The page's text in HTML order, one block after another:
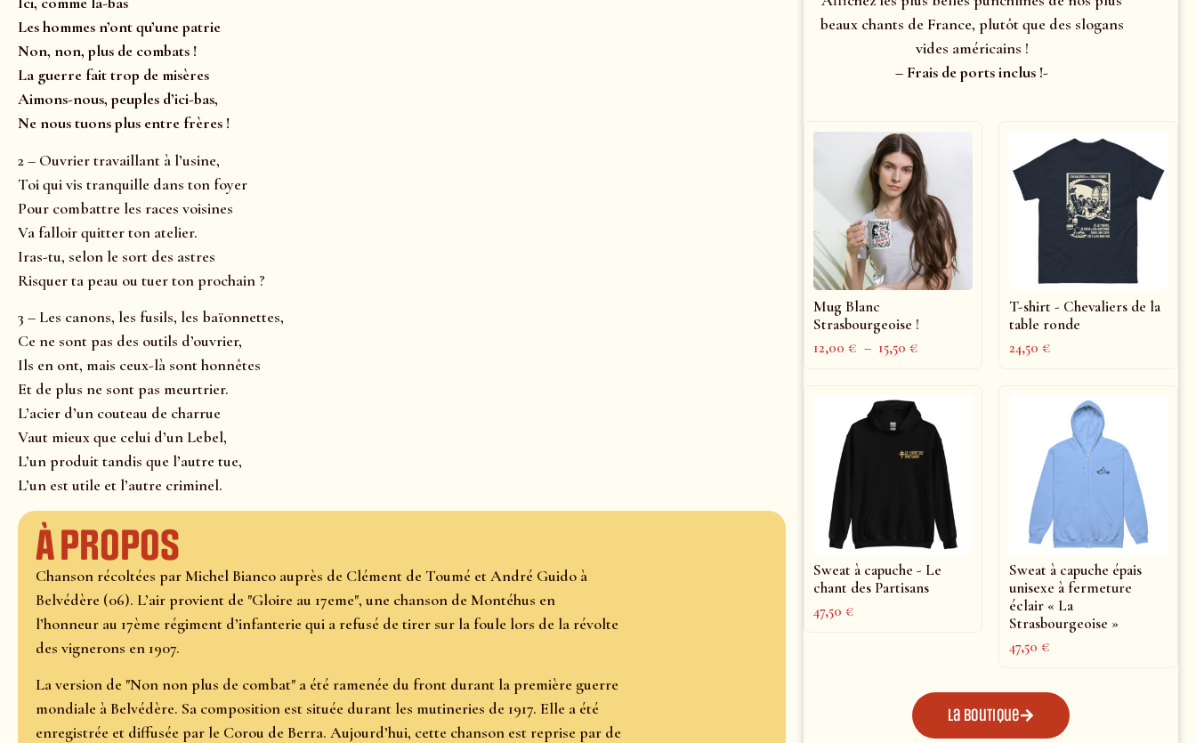
Les hommes n’ont qu’une patrie
Non, non, plus de combats !
La guerre fait trop de misères
Aimons-nous, peuples d’ici-bas,
Ne nous tuons plus entre frères !
2 – Ouvrier travaillant à l’usine,
Toi qui vis tranquille dans ton foyer
Pour combattre les races voisines
Va falloir quitter ton atelier.
Iras-tu, selon le sort des astres
Risquer ta peau ou tuer ton prochain ?
3 – Les canons, les fusils, les baïonnettes,
Ce ne sont pas des outils d’ouvrier,
Ils en ont, mais ceux-là sont honnêtes
Et de plus ne sont pas meurtrier.
L’acier d’un couteau de charrue
Vaut mieux que celui d’un Lebel,
L’un produit tandis que l’autre tue,
L’un est utile et l’autre criminel.
À propos
Chanson récoltées par Michel Bianco auprès de Clément de Toumé et André Guido à
Belvédère (06). L’air provient de "Gloire au 17eme", une chanson de Montéhus en
l’honneur au 17ème régiment d’infanterie qui a refusé de tirer sur la foule lors de la révolte
des vignerons en 1907.
La version de "Non non plus de combat" a été ramenée du front durant la première guerre
mondiale à Belvédère. Sa composition est située durant les mutineries de 1917. Elle a été
enregistrée et diffusée par le Corou de Berra. Aujourd’hui, cette chanson est reprise par de
beaux chants de France, plutôt que des slogans
vides américains !
– Frais de ports inclus !-
Mug Blanc
Strasbourgeoise !
12,00€ – 15,50€
T-shirt - Chevaliers de la
table ronde
24,50€
Sweat à capuche - Le
chant des Partisans
47,50€
Sweat à capuche épais
unisexe à fermeture
éclair « La
Strasbourgeoise »
47,50€
La boutique